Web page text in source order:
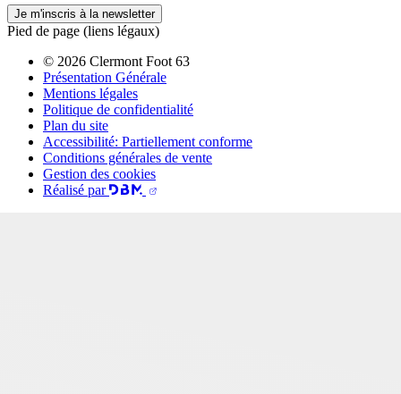
Je m'inscris à la newsletter
Pied de page (liens légaux)
© 2026 Clermont Foot 63
Présentation Générale
Mentions légales
Politique de confidentialité
Plan du site
Accessibilité: Partiellement conforme
Conditions générales de vente
Gestion des cookies
Réalisé par